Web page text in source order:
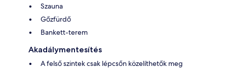
Szauna
Gőzfürdő
Bankett-terem
Akadálymentesítés
A felső szintek csak lépcsőn közelíthetők meg